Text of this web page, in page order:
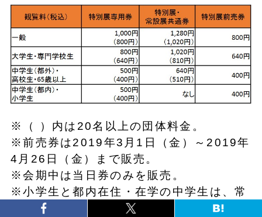
※（ ）内は20名以上の団体料金。
※前売券は2019年3月1日（金）～2019年
4月26日（金）まで販売。
※会期中は当日券のみを販売。
※小学生と都内在住・在学の中学生は、常
設展観覧料が無料のため、共通券はありま